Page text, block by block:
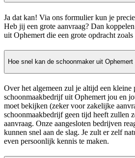
Ja dat kan! Via ons formulier kun je
Heb jij een grote aanvraag? Dan
uit Ophemert die een grote opdracht
Hoe snel kan de schoonmaker uit
Over het algemeen zul je altijd een kleine
schoonmaakbedrijf uit Ophemert jou en
moet bekijken (zeker voor zakelijke
schoonmaakbedrijf geen tijd heeft zullen
aanvraag. Onze aangesloten bedrijven
kunnen snel aan de slag. Je zult er zelf
even persoonlijk kennis te maken.